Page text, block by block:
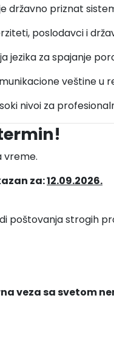
državno priznat
poslodavci i
jezika za spajanje
veštine u
nivoi za
vreme.
za:12.09.2026.
poštovanja strogih
veza sa svetom